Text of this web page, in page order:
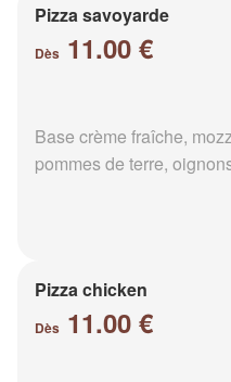
Pizza savoyarde
Dès 11.00 €
Base crème fraîche,
pommes de terre,
Pizza chicken
Dès 11.00 €